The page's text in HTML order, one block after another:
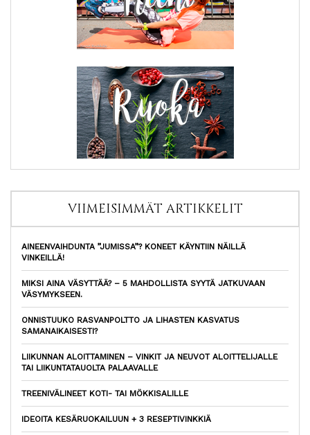
VIIMEISIMMÄT ARTIKKELIT
AINEENVAIHDUNTA ”JUMISSA”? KONEET KÄYNTIIN NÄILLÄ
VINKEILLÄ!
MIKSI AINA VÄSYTTÄÄ? – 5 MAHDOLLISTA SYYTÄ JATKUVAAN
VÄSYMYKSEEN.
ONNISTUUKO RASVANPOLTTO JA LIHASTEN KASVATUS
SAMANAIKAISESTI?
LIIKUNNAN ALOITTAMINEN – VINKIT JA NEUVOT ALOITTELIJALLE
TAI LIIKUNTATAUOLTA PALAAVALLE
TREENIVÄLINEET KOTI- TAI MÖKKISALILLE
IDEOITA KESÄRUOKAILUUN + 3 RESEPTIVINKKIÄ